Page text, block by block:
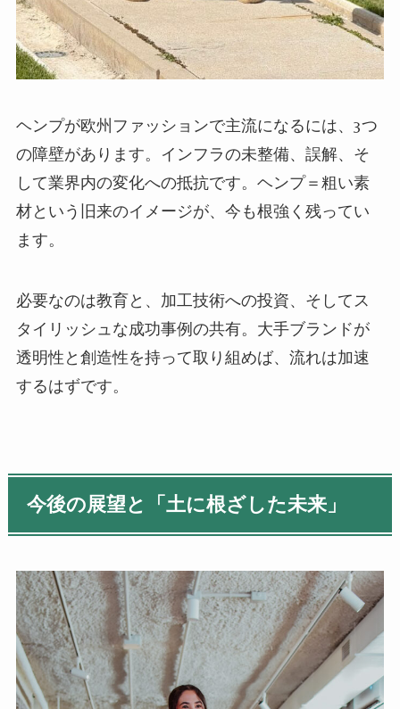
ヘンプが欧州ファッションで主流になるには、3つ
の障壁があります。インフラの未整備、誤解、そ
して業界内の変化への抵抗です。ヘンプ＝粗い素
材という旧来のイメージが、今も根強く残ってい
ます。
必要なのは教育と、加工技術への投資、そしてス
タイリッシュな成功事例の共有。大手ブランドが
透明性と創造性を持って取り組めば、流れは加速
するはずです。
今後の展望と「土に根ざした未来」